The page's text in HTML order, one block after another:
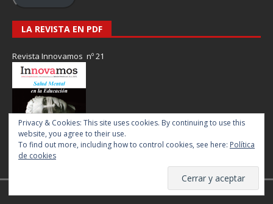
LA REVISTA EN PDF
Revista Innovamos nº 21
Revista Innovamos © 2017
Privacy & Cookies: This site uses cookies. By continuing to use this
website, you agree to their use.
To find out more, including how to control cookies, see here: Política
de cookies